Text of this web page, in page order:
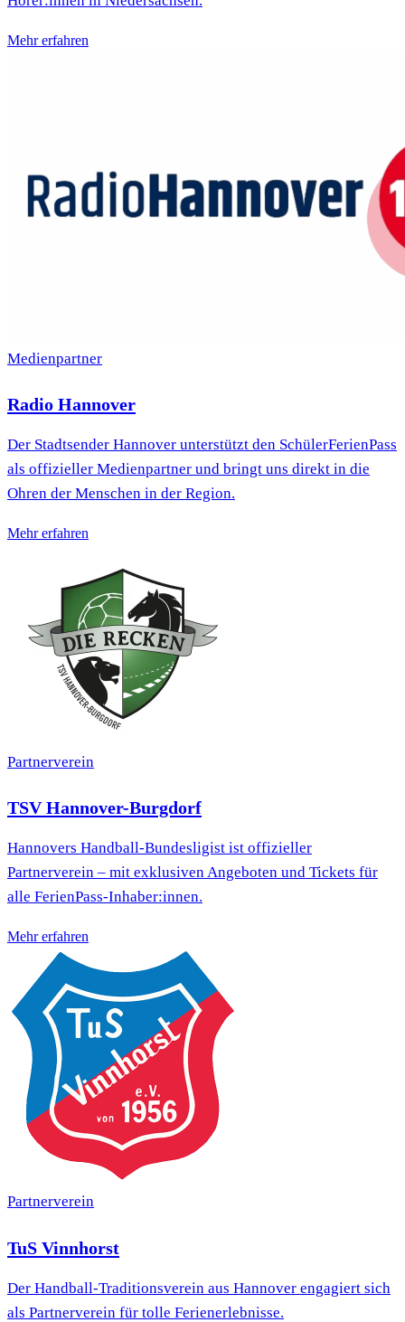
Mehr erfahren
Medienpartner
Radio Hannover
Der Stadtsender Hannover unterstützt den SchülerFerienPass
als offizieller Medienpartner und bringt uns direkt in die
Ohren der Menschen in der Region.
Mehr erfahren
Partnerverein
TSV Hannover-Burgdorf
Hannovers Handball-Bundesligist ist offizieller
Partnerverein – mit exklusiven Angeboten und Tickets für
alle FerienPass-Inhaber:innen.
Mehr erfahren
Partnerverein
TuS Vinnhorst
Der Handball-Traditionsverein aus Hannover engagiert sich
als Partnerverein für tolle Ferienerlebnisse.